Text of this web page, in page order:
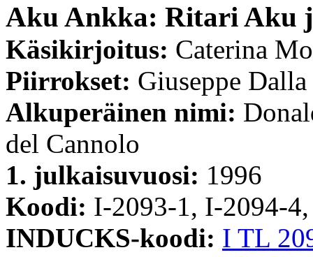
Aku Ankka: Ritari Aku
Käsikirjoitus: Caterina
Piirrokset: Giuseppe Dalla
Alkuperäinen nimi:
del Cannolo
1. julkaisuvuosi: 1996
Koodi: I-2093-1, I-2094-
INDUCKS-koodi: I TL